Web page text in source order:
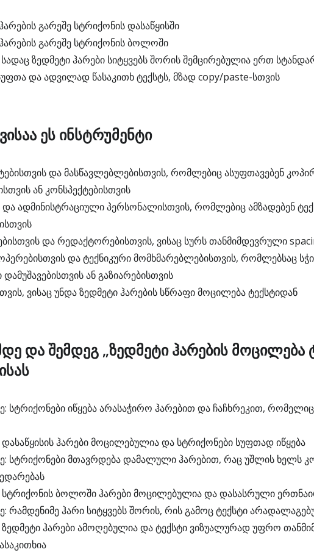
გარეშე სტრიქონის დასაწყისში
გარეშე სტრიქონის ბოლოში
სადაც ზედმეტი ჰარები სიტყვებს შორის შემცირებულია ერთ
და ადვილად წასაკითხ ტექსტს, მზად copy/paste-სთვის
ეს ინსტრუმენტი
და მასწავლებლებისთვის, რომლებიც ასუფთავებენ
ან კონსპექტებისთვის
ადმინისტრაციული პერსონალისთვის, რომლებიც ამზადებენ
და რედაქტორებისთვის, ვისაც სურს თანმიმდევრული
და ტექნიკური მომხმარებლებისთვის, რომლებსაც
ან გაზიარებისთვის
ვისაც უნდა ზედმეტი ჰარების სწრაფი მოცილება ტექსტიდან
და შემდეგ „ზედმეტი ჰარების მოცილება
სტრიქონები იწყება არასაჭირო ჰარებით და ჩაჩხრეკით,
დასაწყისის ჰარები მოცილებულია და სტრიქონები სუფთად იწყება
სტრიქონები მთავრდება დამალული ჰარებით, რაც უშლის ხელს
სტრიქონის ბოლოში ჰარები მოცილებულია და დასასრული
რამდენიმე ჰარი სიტყვებს შორის, რის გამოც ტექსტი
ზედმეტი ჰარები ამოღებულია და ტექსტი ვიზუალურად უფრო